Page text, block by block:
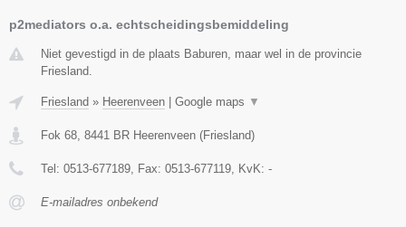
p2mediators o.a. echtscheidingsbemiddeling
Niet gevestigd in de plaats Baburen, maar wel in de provincie
Friesland.
Friesland » Heerenveen Google maps ▼
Fok 68 8441 BR Heerenveen (Friesland)
Tel: 0513-677189 , Fax: 0513-677119 , KvK: -
E-mailadres onbekend